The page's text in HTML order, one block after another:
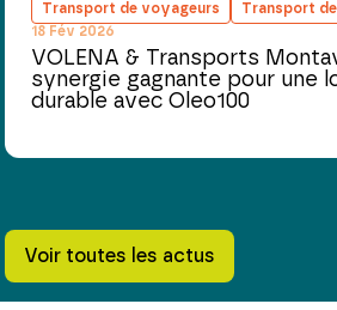
Transport de voyageurs
Transport
18 Fév 2026
VOLENA & Transports
synergie gagnante pour une
durable avec Oleo100
Voir toutes les actus